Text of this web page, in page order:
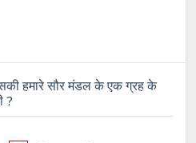
हमारे सौर मंडल के एक ग्रह के
?